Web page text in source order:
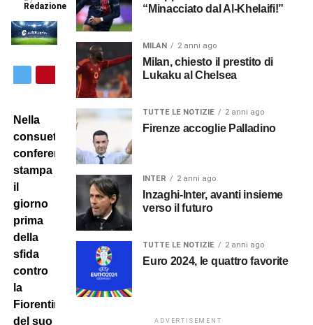
Redazione
Nella
consueta
conferenza
stampa
il
giorno
prima
della
sfida
contro
la
Fiorentina
del suo
“Minacciato dal Al-Khelaifi!”
MILAN 2 anni ago
Milan, chiesto il prestito di
Lukaku al Chelsea
TUTTE LE NOTIZIE 2 anni ago
Firenze accoglie Palladino
INTER 2 anni ago
Inzaghi-Inter, avanti insieme
verso il futuro
TUTTE LE NOTIZIE 2 anni ago
Euro 2024, le quattro favorite
ADVERTISEMENT